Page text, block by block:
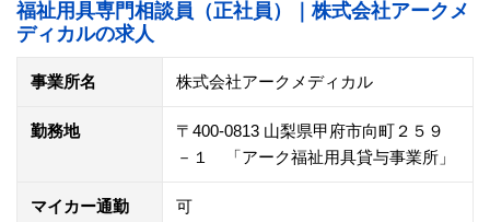
福祉用具専門相談員（正社員）｜株式会社アークメ
ディカルの求人
事業所名 株式会社アークメディカル
勤務地
〒400-0813 山梨県甲府市向町２５９
－１ 「アーク福祉用具貸与事業所」
マイカー通勤
可